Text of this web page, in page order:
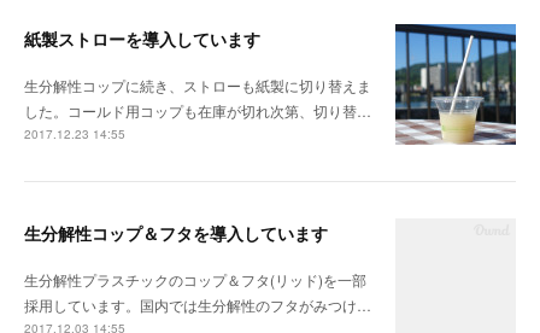
紙製ストローを導入しています
生分解性コップに続き、ストローも紙製に切り替えま
した。コールド用コップも在庫が切れ次第、切り替…
2017.12.23 14:55
生分解性コップ＆フタを導入しています
生分解性プラスチックのコップ＆フタ(リッド)を一部
採用しています。国内では生分解性のフタがみつけ…
2017.12.03 14:55